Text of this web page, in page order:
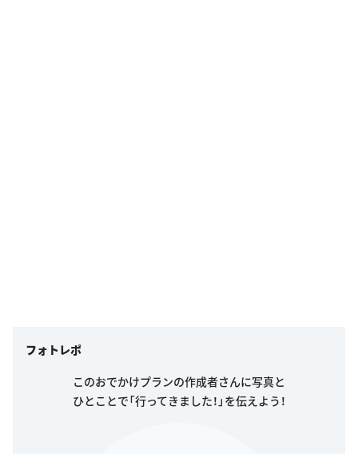
フォトレポ
このおでかけプランの作成者さんに写真と
ひとことで「行ってきました！」を伝えよう！